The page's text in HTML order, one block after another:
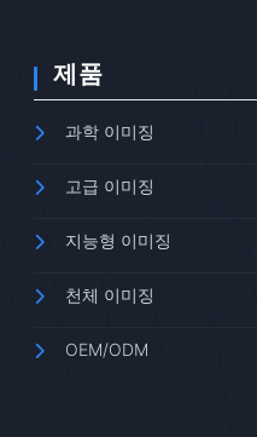
제품
과학 이미징
고급 이미징
지능형 이미징
천체 이미징
OEM/ODM